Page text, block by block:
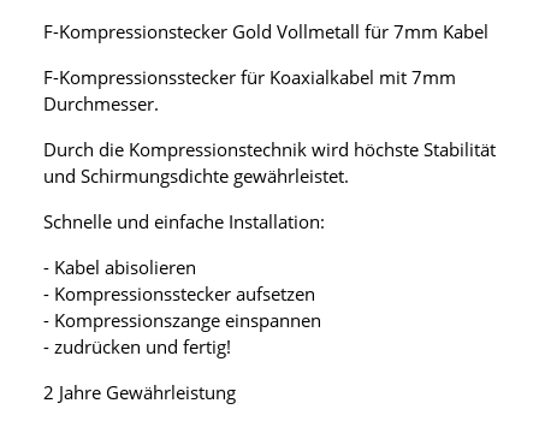
F-Kompressionstecker Gold Vollmetall für 7mm Kabel
F-Kompressionsstecker für Koaxialkabel mit 7mm
Durchmesser.
Durch die Kompressionstechnik wird höchste Stabilität
und Schirmungsdichte gewährleistet.
Schnelle und einfache Installation:
- Kabel abisolieren
- Kompressionsstecker aufsetzen
- Kompressionszange einspannen
- zudrücken und fertig!
2 Jahre Gewährleistung